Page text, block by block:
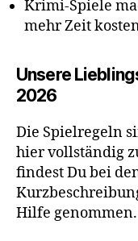
Krimi-Spiele
mehr Zeit
Unsere
2026
Die Spielregeln
hier vollständig
findest Du bei
Hilfe genommen.